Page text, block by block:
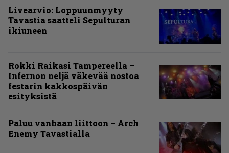
Livearvio: Loppuunmyyty
Tavastia saatteli Sepulturan
ikiuneen
Rokki Raikasi Tampereella –
Infernon neljä väkevää nostoa
festarin kakkospäivän
esityksistä
Paluu vanhaan liittoon – Arch
Enemy Tavastialla